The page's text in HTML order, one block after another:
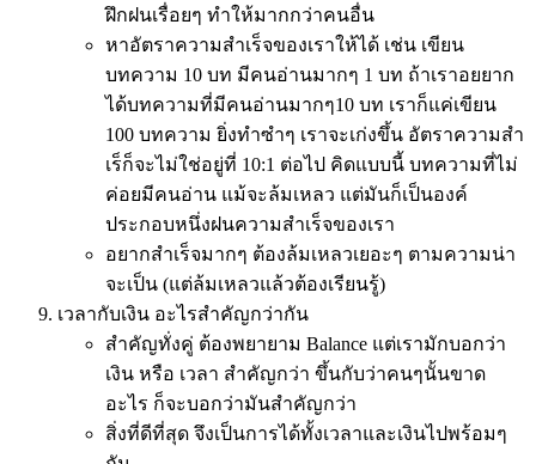
ฝึกฝนเรื่อยๆ ทำให้มากกว่าคนอื่น
หาอัตราความสำเร็จของเราให้ได้ เช่น เขียน
บทความ 10 บท มีคนอ่านมากๆ 1 บท ถ้าเราอยยาก
ได้บทความที่มีคนอ่านมากๆ10 บท เราก็แค่เขียน
100 บทความ ยิ่งทำซำๆ เราจะเก่งขึ้น อัตราความสำ
เร็ก็จะไม่ใช่อยู่ที่ 10:1 ต่อไป คิดแบบนี้ บทความที่ไม่
ค่อยมีคนอ่าน แม้จะล้มเหลว แต่มันก็เป็นองค์
ประกอบหนึ่งฝนความสำเร็จของเรา
อยากสำเร็จมากๆ ต้องล้มเหลวเยอะๆ ตามความน่า
จะเป็น (แต่ล้มเหลวแล้วต้องเรียนรู้)
เวลากับเงิน อะไรสำคัญกว่ากัน
สำคัญทั่งคู่ ต้องพยายาม Balance แต่เรามักบอกว่า
เงิน หรือ เวลา สำคัญกว่า ขึ้นกับว่าคนๆนั้นขาด
อะไร ก็จะบอกว่ามันสำคัญกว่า
สิ่งที่ดีที่สุด จึงเป็นการได้ทั้งเวลาและเงินไปพร้อมๆ